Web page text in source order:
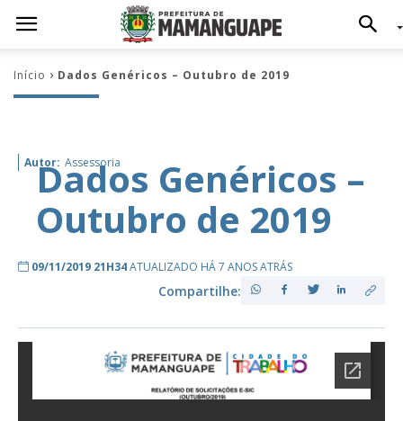
Início Dados Genéricos – Outubro de 2019
Autor: Assessoria
Dados Genéricos –
Outubro de 2019
09/11/2019 21H34ATUALIZADO HÁ 7 ANOS ATRÁS
Compartilhe: